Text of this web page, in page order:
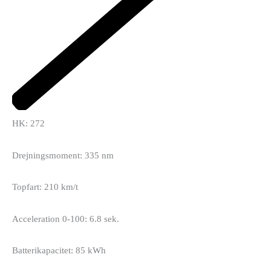
HK: 272
Drejningsmoment: 335 nm
Topfart: 210 km/t
Acceleration 0-100: 6.8 sek.
Batterikapacitet: 85 kWh